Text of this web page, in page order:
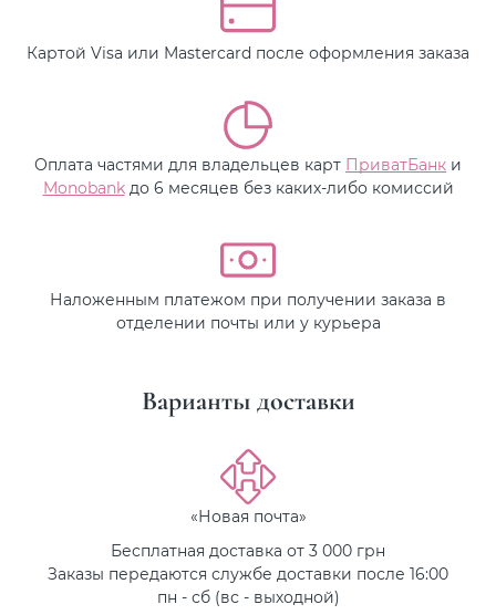
Картой Visa или Mastercard после оформления заказа
Оплата частями для владельцев карт ПриватБанк и
Monobankдо 6 месяцев без каких-либо комиссий
Наложенным платежом при получении заказа в
отделении почты или у курьера
Варианты доставки
«Новая почта»
Бесплатная доставка от 3 000 грн
Заказы передаются службе доставки после 16:00
пн - сб (вс - выходной)